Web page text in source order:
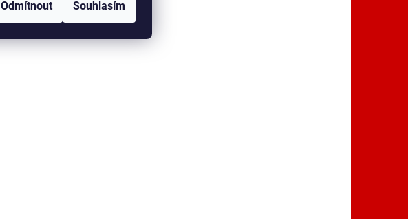
Odmítnout Souhlasím